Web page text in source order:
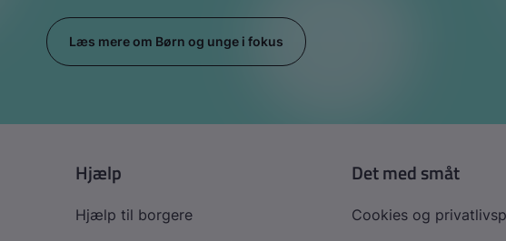
Læs mere om Børn og unge i fokus